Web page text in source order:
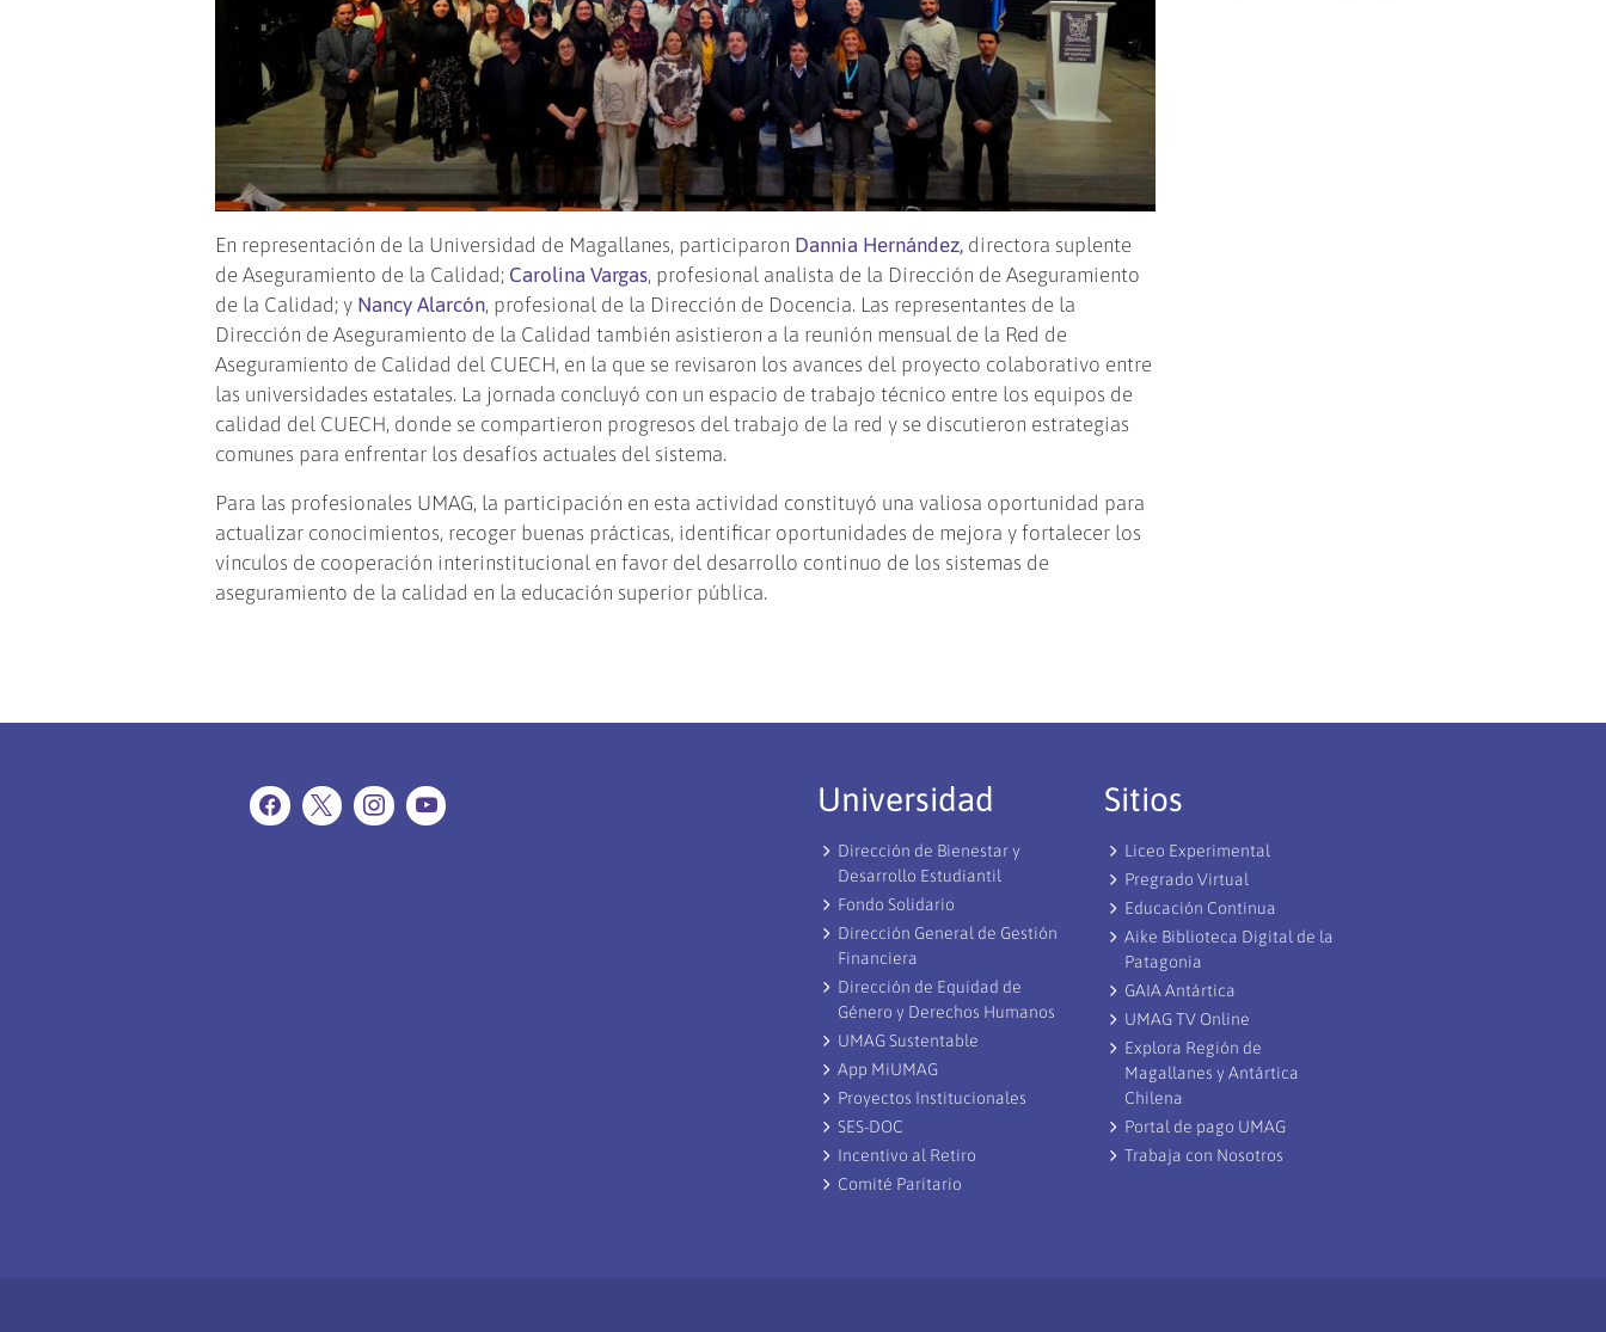
En representación de la Universidad de Magallanes, participaron Dannia Hernández, directora suplente
de Aseguramiento de la Calidad; Carolina Vargas, profesional analista de la Dirección de Aseguramiento
de la Calidad; y Nancy Alarcón, profesional de la Dirección de Docencia. Las representantes de la
Dirección de Aseguramiento de la Calidad también asistieron a la reunión mensual de la Red de
Aseguramiento de Calidad del CUECH, en la que se revisaron los avances del proyecto colaborativo entre
las universidades estatales. La jornada concluyó con un espacio de trabajo técnico entre los equipos de
calidad del CUECH, donde se compartieron progresos del trabajo de la red y se discutieron estrategias
comunes para enfrentar los desafíos actuales del sistema.
Para las profesionales UMAG, la participación en esta actividad constituyó una valiosa oportunidad para
actualizar conocimientos, recoger buenas prácticas, identificar oportunidades de mejora y fortalecer los
vínculos de cooperación interinstitucional en favor del desarrollo continuo de los sistemas de
aseguramiento de la calidad en la educación superior pública.
Universidad
Dirección de Bienestar y
Desarrollo Estudiantil
Fondo Solidario
Dirección General de Gestión
Financiera
Dirección de Equidad de
Género y Derechos Humanos
UMAG Sustentable
App MiUMAG
Proyectos Institucionales
SES-DOC
Incentivo al Retiro
Comité Paritario
Sitios
Liceo Experimental
Pregrado Virtual
Educación Continua
Aike Biblioteca Digital de la
Patagonia
GAIA Antártica
UMAG TV Online
Explora Región de
Magallanes y Antártica
Chilena
Portal de pago UMAG
Trabaja con Nosotros